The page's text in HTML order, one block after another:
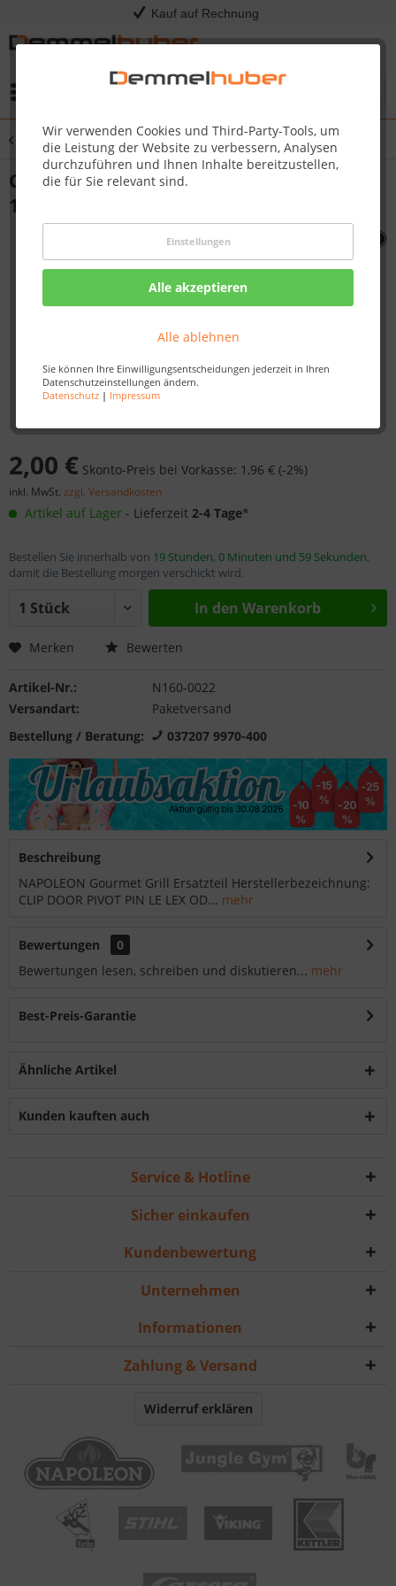
Kauf auf Rechnung
Wir verwenden Cookies und Third-Party-Tools, um
die Leistung der Website zu verbessern, Analysen
durchzuführen und Ihnen Inhalte bereitzustellen,
die für Sie relevant sind.
Einstellungen
Alle akzeptieren
Alle ablehnen
Sie können Ihre Einwilligungsentscheidungen jederzeit in Ihren
Datenschutzeinstellungen ändern.
Datenschutz| Impressum
Übersicht Sonstige Ersatzteile
CLIP DOOR PIVOT PIN LE LEX OD -KSM-
100 P500 #N160-0022
2,00 € Skonto-Preis bei Vorkasse: 1,96 € (-2%)
inkl. MwSt. zzgl. Versandkosten
Artikel auf Lager - Lieferzeit 2-4 Tage*
Bestellen Sie innerhalb von 19 Stunden, 0 Minuten und 59 Sekunden,
damit die Bestellung morgen verschickt wird.
In den Warenkorb
Merken Bewerten
Artikel-Nr.:
N160-0022
Versandart:
Paketversand
Bestellung / Beratung:
037207 9970-400
Beschreibung
NAPOLEON Gourmet Grill Ersatzteil Herstellerbezeichnung:
CLIP DOOR PIVOT PIN LE LEX OD... mehr
Bewertungen
0
Bewertungen lesen, schreiben und diskutieren... mehr
Best-Preis-Garantie
Ähnliche Artikel
Kunden kauften auch
Service & Hotline
Sicher einkaufen
Kundenbewertung
Unternehmen
Informationen
Zahlung & Versand
Widerruf erklären